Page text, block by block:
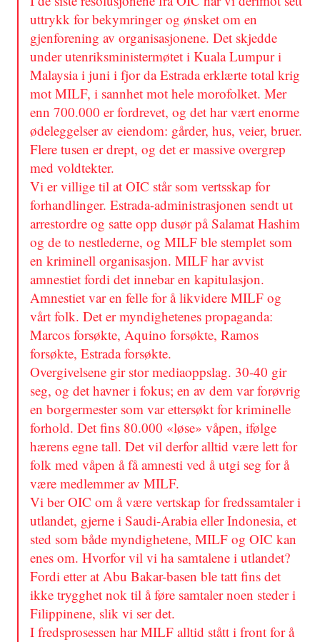
uttrykk for bekymringer og ønsket om en
gjenforening av organisasjonene. Det skjedde
under utenriksministermøtet i Kuala Lumpur i
Malaysia i juni i fjor da Estrada erklærte total krig
mot MILF, i sannhet mot hele morofolket. Mer
enn 700.000 er fordrevet, og det har vært enorme
ødeleggelser av eiendom: gårder, hus, veier, bruer.
Flere tusen er drept, og det er massive overgrep
med voldtekter.
Vi er villige til at OIC står som vertsskap for
forhandlinger. Estrada-administrasjonen sendt ut
arrestordre og satte opp dusør på Salamat Hashim
og de to nestlederne, og MILF ble stemplet som
en kriminell organisasjon. MILF har avvist
amnestiet fordi det innebar en kapitulasjon.
Amnestiet var en felle for å likvidere MILF og
vårt folk. Det er myndighetenes propaganda:
Marcos forsøkte, Aquino forsøkte, Ramos
forsøkte, Estrada forsøkte.
Overgivelsene gir stor mediaoppslag. 30-40 gir
seg, og det havner i fokus; en av dem var forøvrig
en borgermester som var ettersøkt for kriminelle
forhold. Det fins 80.000 «løse» våpen, ifølge
hærens egne tall. Det vil derfor alltid være lett for
folk med våpen å få amnesti ved å utgi seg for å
være medlemmer av MILF.
Vi ber OIC om å være vertskap for fredssamtaler i
utlandet, gjerne i Saudi-Arabia eller Indonesia, et
sted som både myndighetene, MILF og OIC kan
enes om. Hvorfor vil vi ha samtalene i utlandet?
Fordi etter at Abu Bakar-basen ble tatt fins det
ikke trygghet nok til å føre samtaler noen steder i
Filippinene, slik vi ser det.
I fredsprosessen har MILF alltid stått i front for å